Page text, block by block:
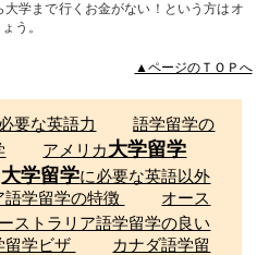
学まで行くお金がない！という方はオ
う。
▲ページのＴＯＰへ
要な英語力
語学留学の
アメリカ大学留学
大学留学に必要な英語以外
語学留学の特徴
オース
ストラリア語学留学の良い
留学ビザ
カナダ語学留